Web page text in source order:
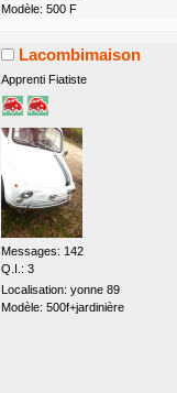
Modèle: 500 F
Lacombimaison
Apprenti Fiatiste
Messages: 142
Q.I.: 3
Localisation: yonne 89
Modèle: 500f+jardinière